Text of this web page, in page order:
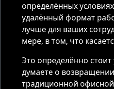
определённых
удалённый формат
лучше для ваших
мере, в том, что
Это определённо стоит
думаете о
традиционной